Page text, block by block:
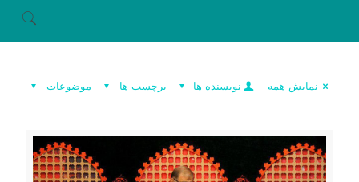
موضوعات برچسب ها نویسنده ها نمایش همه